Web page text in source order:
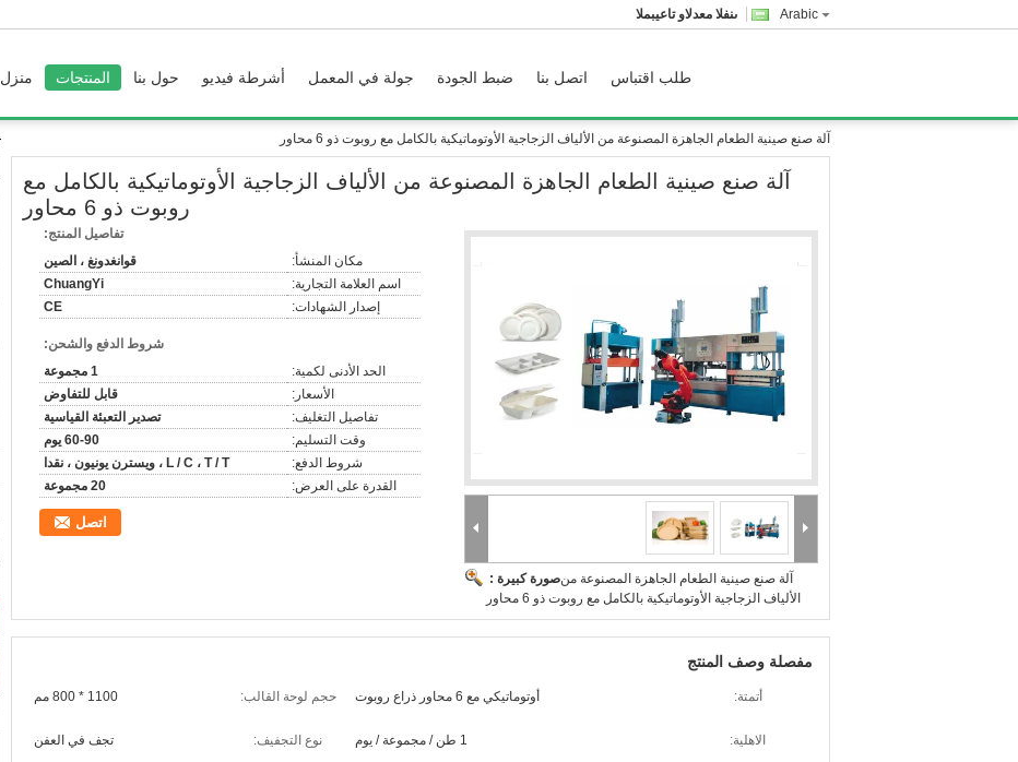
Arabic المبيعات والدعم الفنى
منزل المنتجات حول بنا أشرطة فيديو جولة في المعمل ضبط الجودة اتصل بنا طلب اقتباس
آلة صنع صينية الطعام الجاهزة المصنوعة من الألياف الزجاجية الأوتوماتيكية بالكامل مع روبوت ذو 6 محاور
آلة صنع صينية الطعام الجاهزة المصنوعة من الألياف الزجاجية الأوتوماتيكية بالكامل مع
روبوت ذو 6 محاور
صورة كبيرة :آلة صنع صينية الطعام الجاهزة المصنوعة من
الألياف الزجاجية الأوتوماتيكية بالكامل مع روبوت ذو 6 محاور
تفاصيل المنتج:
مكان المنشأ:
قوانغدونغ ، الصين
اسم العلامة التجارية:
ChuangYi
إصدار الشهادات:
CE
شروط الدفع والشحن:
الحد الأدنى لكمية:
1 مجموعة
الأسعار:
قابل للتفاوض
تفاصيل التغليف:
تصدير التعبئة القياسية
وقت التسليم:
60-90 يوم
شروط الدفع:
L / C ، T / T ، ويسترن يونيون ، نقدا
القدرة على العرض:
20 مجموعة
اتصل
مفصلة وصف المنتج
أتمتة: أوتوماتيكي مع 6 محاور ذراع روبوت حجم لوحة القالب: 1100 * 800 مم
الاهلية: 1 طن / مجموعة / يوم نوع التجفيف: تجف في العفن